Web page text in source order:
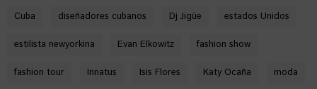
Cuba diseñadores cubanos Dj Jigüe estados Unidos
estilista newyorkina Evan Elkowitz fashion show
fashion tour Innatus Isis Flores Katy Ocaña moda